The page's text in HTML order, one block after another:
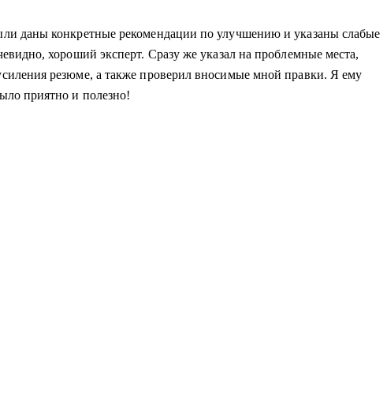
даны конкретные рекомендации по улучшению и указаны слабые
хороший эксперт. Сразу же указал на проблемные места,
резюме, а также проверил вносимые мной правки. Я ему
приятно и полезно!